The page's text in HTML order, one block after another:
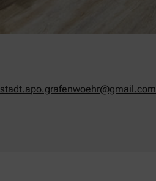
stadt.apo.grafenwoehr@gmail.com